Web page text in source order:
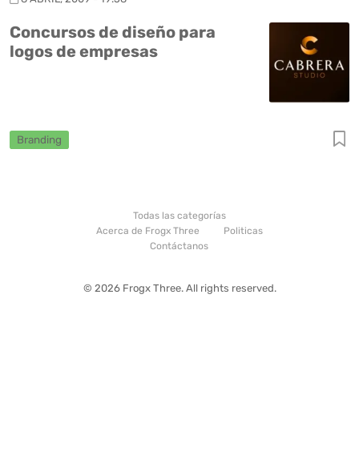
Concursos de diseño para
logos de empresas
Branding
Todas las categorías
Acerca de Frogx Three
Politicas
Contáctanos
© 2026 Frogx Three. All rights reserved.